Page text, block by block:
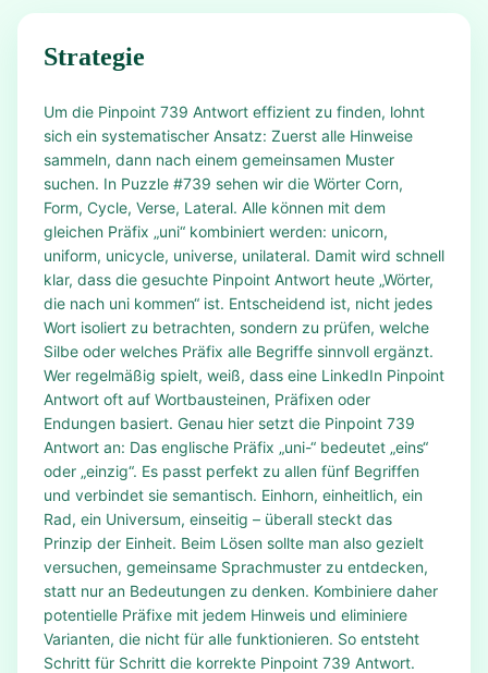
Strategie
Um die Pinpoint 739 Antwort effizient zu finden, lohnt
sich ein systematischer Ansatz: Zuerst alle Hinweise
sammeln, dann nach einem gemeinsamen Muster
suchen. In Puzzle #739 sehen wir die Wörter Corn,
Form, Cycle, Verse, Lateral. Alle können mit dem
gleichen Präfix „uni“ kombiniert werden: unicorn,
uniform, unicycle, universe, unilateral. Damit wird schnell
klar, dass die gesuchte Pinpoint Antwort heute „Wörter,
die nach uni kommen“ ist. Entscheidend ist, nicht jedes
Wort isoliert zu betrachten, sondern zu prüfen, welche
Silbe oder welches Präfix alle Begriffe sinnvoll ergänzt.
Wer regelmäßig spielt, weiß, dass eine LinkedIn Pinpoint
Antwort oft auf Wortbausteinen, Präfixen oder
Endungen basiert. Genau hier setzt die Pinpoint 739
Antwort an: Das englische Präfix „uni-“ bedeutet „eins“
oder „einzig“. Es passt perfekt zu allen fünf Begriffen
und verbindet sie semantisch. Einhorn, einheitlich, ein
Rad, ein Universum, einseitig – überall steckt das
Prinzip der Einheit. Beim Lösen sollte man also gezielt
versuchen, gemeinsame Sprachmuster zu entdecken,
statt nur an Bedeutungen zu denken. Kombiniere daher
potentielle Präfixe mit jedem Hinweis und eliminiere
Varianten, die nicht für alle funktionieren. So entsteht
Schritt für Schritt die korrekte Pinpoint 739 Antwort.